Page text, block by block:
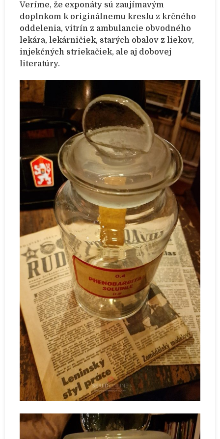
Veríme, že exponáty sú zaujímavým
doplnkom k originálnemu kreslu z krčného
oddelenia, vitrín z ambulancie obvodného
lekára, lekárničiek, starých obalov z liekov,
injekčných striekačiek, ale aj dobovej
literatúry.